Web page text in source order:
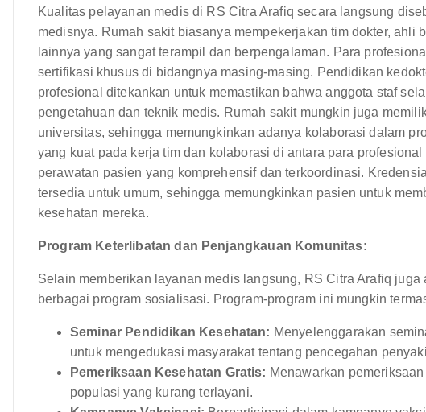
Kualitas pelayanan medis di RS Citra Arafiq secara langsung
medisnya. Rumah sakit biasanya mempekerjakan tim dokter, ahli
lainnya yang sangat terampil dan berpengalaman. Para
sertifikasi khusus di bidangnya masing-masing. Pendidikan
profesional ditekankan untuk memastikan bahwa anggota staf
pengetahuan dan teknik medis. Rumah sakit mungkin juga
universitas, sehingga memungkinkan adanya kolaborasi dalam
yang kuat pada kerja tim dan kolaborasi di antara para
perawatan pasien yang komprehensif dan terkoordinasi.
tersedia untuk umum, sehingga memungkinkan pasien untuk
kesehatan mereka.
Program Keterlibatan dan Penjangkauan Komunitas:
Selain memberikan layanan medis langsung, RS Citra Arafiq
berbagai program sosialisasi. Program-program ini mungkin
Seminar Pendidikan Kesehatan: Menyelenggarakan
untuk mengedukasi masyarakat tentang pencegahan
Pemeriksaan Kesehatan Gratis: Menawarkan
populasi yang kurang terlayani.